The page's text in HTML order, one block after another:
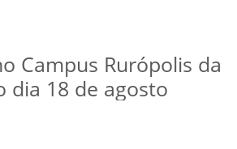
Campus Rurópolis da
dia 18 de agosto